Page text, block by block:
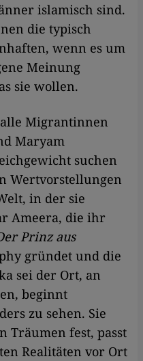
islamisch sind.
die typisch
wenn es um
Meinung
sie wollen.
Migrantinnen
Maryam
suchen
Wertvorstellungen
in der sie
Ameera, die ihr
Prinz aus
gründet und die
sei der Ort, an
beginnt
zu sehen. Sie
Träumen fest, passt
Realitäten vor Ort